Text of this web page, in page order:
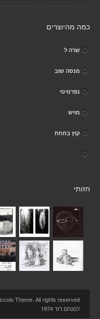
כמה מהיוצרים
שרה ל
מנסה שוב
נפרטיטי
מויש
קוץ בתחת
חזותי
למנחם דוד 1974